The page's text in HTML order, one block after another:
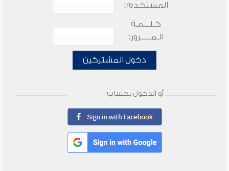
المستخدم:
كـلـــمـة
الـمـــــرور:
دخول المشتركين
أو الدخول بحساب